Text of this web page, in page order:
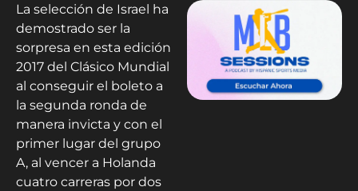
La selección de Israel ha
demostrado ser la
sorpresa en esta edición
2017 del Clásico Mundial
al conseguir el boleto a
la segunda ronda de
manera invicta y con el
primer lugar del grupo
A, al vencer a Holanda
cuatro carreras por dos